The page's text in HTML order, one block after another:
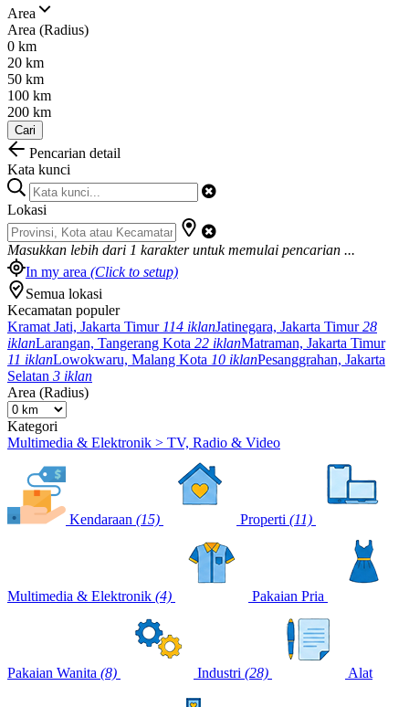
Area
Area (Radius)
0 km
20 km
50 km
100 km
200 km
Cari
Pencarian detail
Kata kunci
Lokasi
Masukkan lebih dari 1 karakter untuk memulai pencarian ...
In my area (Click to setup)
Semua lokasi
Kecamatan populer
Kramat Jati, Jakarta Timur 114 iklanJatinegara, Jakarta Timur28
iklanLarangan, Tangerang Kota 22 iklanMatraman, Jakarta Timur
11 iklanLowokwaru, Malang Kota 10 iklanPesanggrahan, Jakarta
Selatan 3 iklan
Area (Radius)
Kategori
Multimedia & Elektronik > TV, Radio & Video
Kendaraan (15) Properti (11)
Multimedia & Elektronik (4) Pakaian Pria
Pakaian Wanita (8) Industri (28) Alat